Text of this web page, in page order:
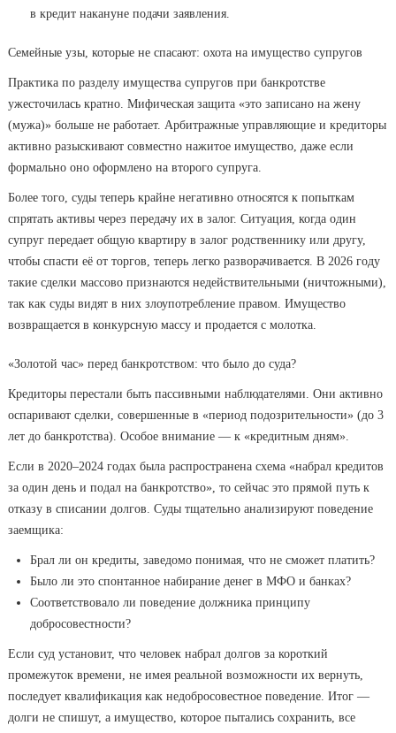
в кредит накануне подачи заявления.
Семейные узы, которые не спасают: охота на имущество супругов
Практика по разделу имущества супругов при банкротстве
ужесточилась кратно. Мифическая защита «это записано на жену
(мужа)» больше не работает. Арбитражные управляющие и кредиторы
активно разыскивают совместно нажитое имущество, даже если
формально оно оформлено на второго супруга.
Более того, суды теперь крайне негативно относятся к попыткам
спрятать активы через передачу их в залог. Ситуация, когда один
супруг передает общую квартиру в залог родственнику или другу,
чтобы спасти её от торгов, теперь легко разворачивается. В 2026 году
такие сделки массово признаются недействительными (ничтожными),
так как суды видят в них злоупотребление правом. Имущество
возвращается в конкурсную массу и продается с молотка.
«Золотой час» перед банкротством: что было до суда?
Кредиторы перестали быть пассивными наблюдателями. Они активно
оспаривают сделки, совершенные в «период подозрительности» (до 3
лет до банкротства). Особое внимание — к «кредитным дням».
Если в 2020–2024 годах была распространена схема «набрал кредитов
за один день и подал на банкротство», то сейчас это прямой путь к
отказу в списании долгов. Суды тщательно анализируют поведение
заемщика:
Брал ли он кредиты, заведомо понимая, что не сможет платить?
Было ли это спонтанное набирание денег в МФО и банках?
Соответствовало ли поведение должника принципу
добросовестности?
Если суд установит, что человек набрал долгов за короткий
промежуток времени, не имея реальной возможности их вернуть,
последует квалификация как недобросовестное поведение. Итог —
долги не спишут, а имущество, которое пытались сохранить, все